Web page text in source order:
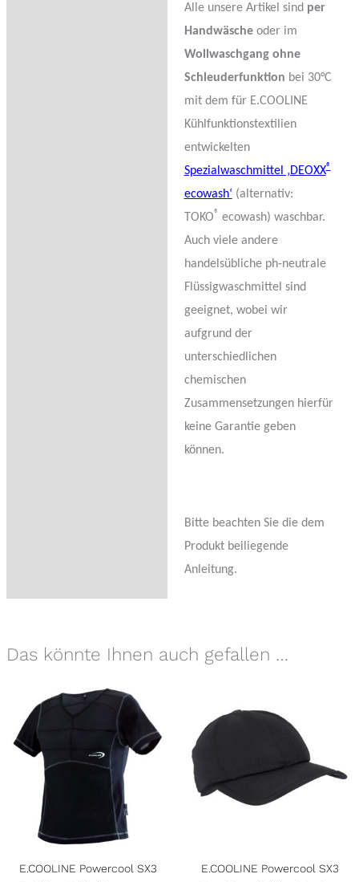
Alle unsere Artikel sind per
Handwäscheoder im
Wollwaschgang ohne
Schleuderfunktion bei 30°C
mit dem für E.COOLINE
Kühlfunktionstextilien
entwickelten
Spezialwaschmittel ‚DEOXX®
ecowash‘ (alternativ:
TOKO® ecowash) waschbar.
Auch viele andere
handelsübliche ph-neutrale
Flüssigwaschmittel sind
geeignet, wobei wir
aufgrund der
unterschiedlichen
chemischen
Zusammensetzungen hierfür
keine Garantie geben
können.
Bitte beachten Sie die dem
Produkt beiliegende
Anleitung.
Das könnte Ihnen auch gefallen …
E.COOLINE Powercool SX3
E.COOLINE Powercool SX3